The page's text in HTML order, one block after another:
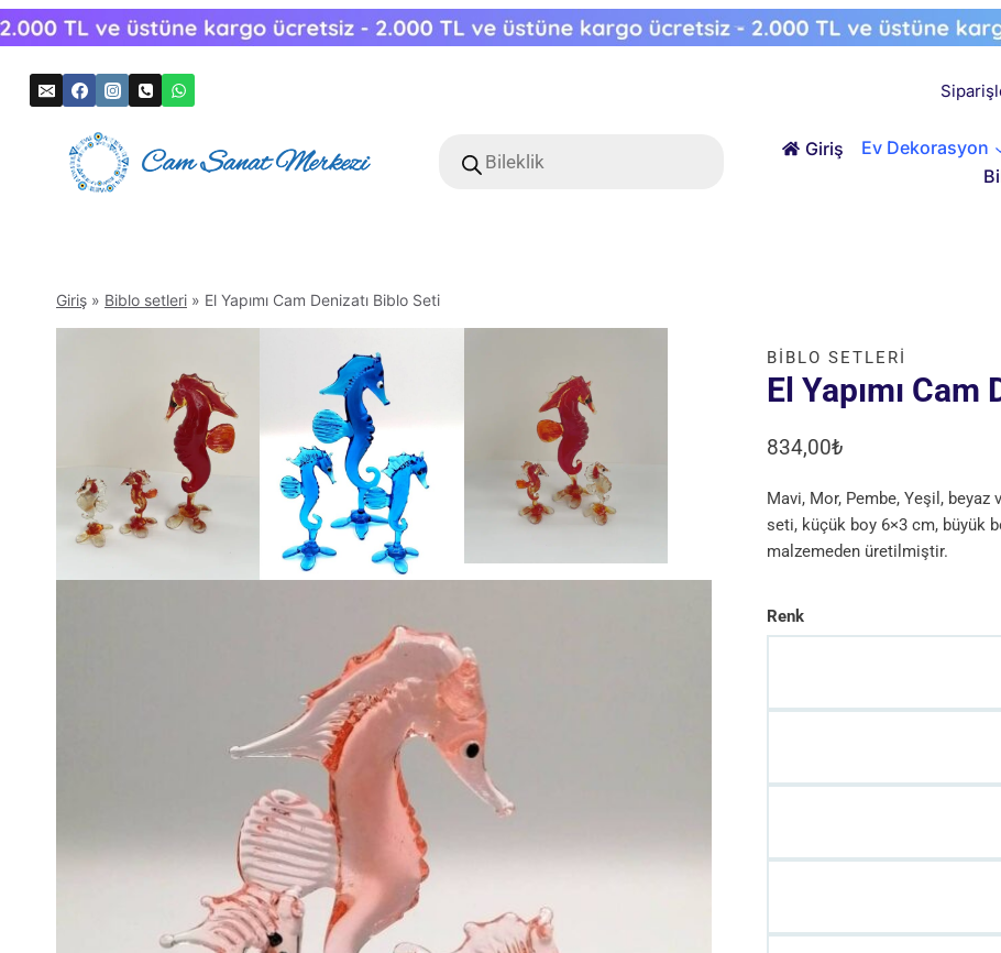
Skip
to
search
Giriş Ev Dekorasyon
Giriş » Biblo setleri » El Yapımı Cam Denizatı Biblo Seti
BIBLO SETLERI
El Yapımı
834,00₺
Mavi, Mor, Pembe, Yeşil, beyaz
seti, küçük boy 6×3 cm, büyük
malzemeden üretilmiştir.
Renk